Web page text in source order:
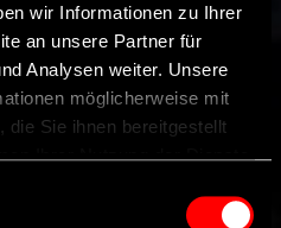
wir Informationen zu Ihrer
an unsere Partner für
Analysen weiter. Unsere
möglicherweise mit
die Sie ihnen bereitgestellt
Ihrer Nutzung der Dienste